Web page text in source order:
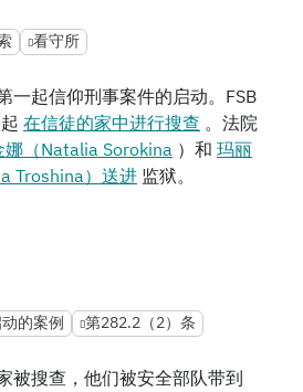
看守所
一起信仰刑事案件的启动。FSB
在信徒的家中进行搜查 。法院
娜（Natalia Sorokina ）和 玛丽
Troshina）送进 监狱。
的案例 第282.2（2）条
被搜查，他们被安全部队带到